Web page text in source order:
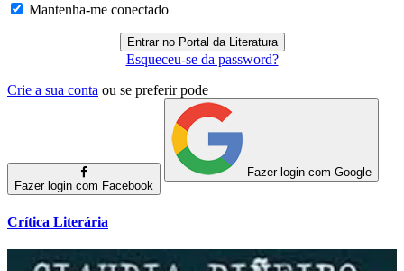
Mantenha-me conectado
Esqueceu-se da password?
Crie a sua conta ou se preferir pode
Fazer login com Facebook
Fazer login com Google
Crítica Literária